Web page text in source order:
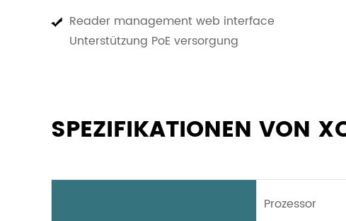
Reader management web interface
Unterstützung PoE versorgung
SPEZIFIKATIONEN VON
Prozessor